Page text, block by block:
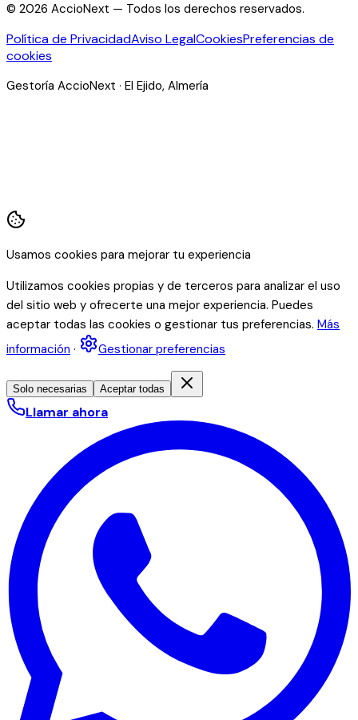
© 2026 AccioNext — Todos los derechos reservados.
Política de PrivacidadAviso LegalCookiesPreferencias de
cookies
Gestoría AccioNext · El Ejido, Almería
Usamos cookies para mejorar tu experiencia
Utilizamos cookies propias y de terceros para analizar el uso
del sitio web y ofrecerte una mejor experiencia. Puedes
aceptar todas las cookies o gestionar tus preferencias. Más
información · Gestionar preferencias
Solo necesarias Aceptar todas
Llamar ahora